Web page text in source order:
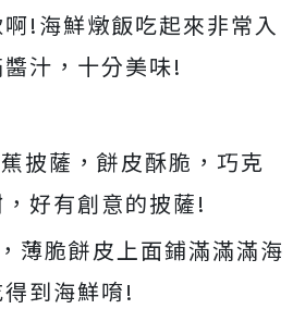
!海鮮燉飯吃起來非常入
汁，十分美味!
披薩，餅皮酥脆，巧克
好有創意的披薩!
薄脆餅皮上面鋪滿滿滿海
到海鮮唷!